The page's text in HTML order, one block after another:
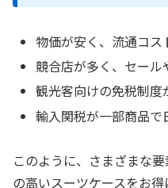
物価が安く、流通コス
競合店が多く、セー
観光客向けの免税制度
輸入関税が一部商品で
このように、さまざまな
の高いスーツケースをお